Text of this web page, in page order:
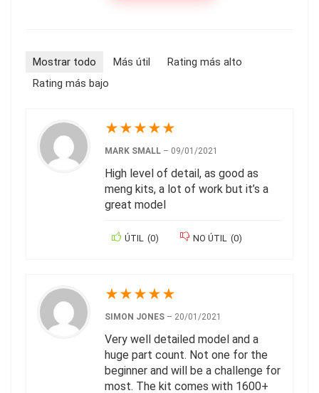
Mostrar todo Más útil
Rating más alto
Rating más bajo
★★★★★
MARK SMALL – 09/01/2021
High level of detail, as good as
meng kits, a lot of work but it’s a
great model
ÚTIL (0) NO ÚTIL (0)
★★★★★
SIMON JONES – 20/01/2021
Very well detailed model and a
huge part count. Not one for the
beginner and will be a challenge for
most. The kit comes with 1600+